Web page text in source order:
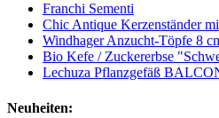
Franchi Sementi
Chic Antique Kerzenständer
Windhager Anzucht-Töpfe 8
Bio Kefe / Zuckererbse
Lechuza Pflanzgefäß
Neuheiten: